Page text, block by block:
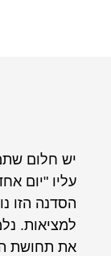
יש חלום
עליו "יום
הסדנה הזו
למציאות.
את תחושת